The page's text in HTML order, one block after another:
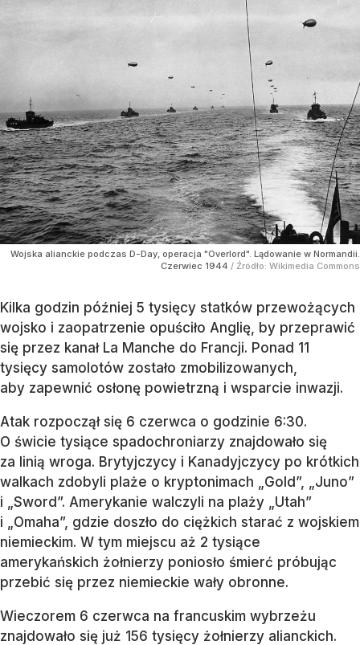
Wojska alianckie podczas D-Day, operacja "Overlord". Lądowanie w Normandii.
Czerwiec 1944 / Źródło: Wikimedia Commons
Kilka godzin później 5 tysięcy statków przewożących
wojsko i zaopatrzenie opuściło Anglię, by przeprawić
się przez kanał La Manche do Francji. Ponad 11
tysięcy samolotów zostało zmobilizowanych,
aby zapewnić osłonę powietrzną i wsparcie inwazji.
Atak rozpoczął się 6 czerwca o godzinie 6:30.
O świcie tysiące spadochroniarzy znajdowało się
za linią wroga. Brytyjczycy i Kanadyjczycy po krótkich
walkach zdobyli plaże o kryptonimach „Gold”, „Juno”
i „Sword”. Amerykanie walczyli na plaży „Utah”
i „Omaha”, gdzie doszło do ciężkich starać z wojskiem
niemieckim. W tym miejscu aż 2 tysiące
amerykańskich żołnierzy poniosło śmierć próbując
przebić się przez niemieckie wały obronne.
Wieczorem 6 czerwca na francuskim wybrzeżu
znajdowało się już 156 tysięcy żołnierzy alianckich.